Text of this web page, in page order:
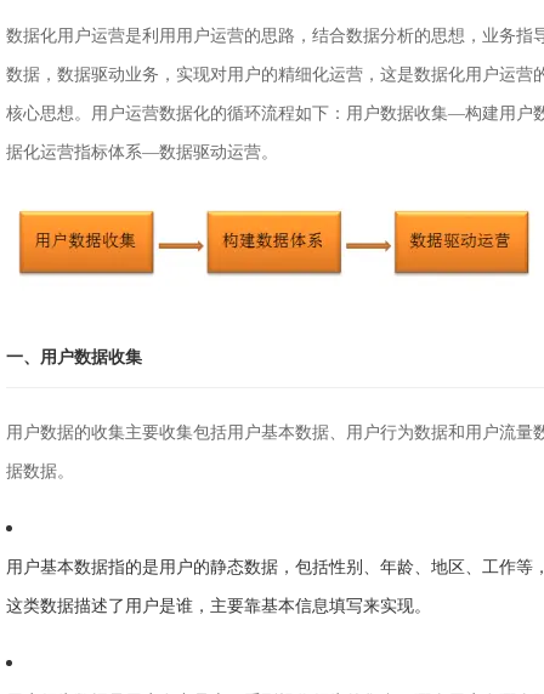
数据化用户运营是利用用户运营的思路，结合数据分析的思想，业务指
数据，数据驱动业务，实现对用户的精细化运营，这是数据化用户运营
核心思想。用户运营数据化的循环流程如下：用户数据收集—构建用户
据化运营指标体系—数据驱动运营。
一、用户数据收集
用户数据的收集主要收集包括用户基本数据、用户行为数据和用户流量
据数据。
用户基本数据指的是用户的静态数据，包括性别、年龄、地区、工作等
这类数据描述了用户是谁，主要靠基本信息填写来实现。